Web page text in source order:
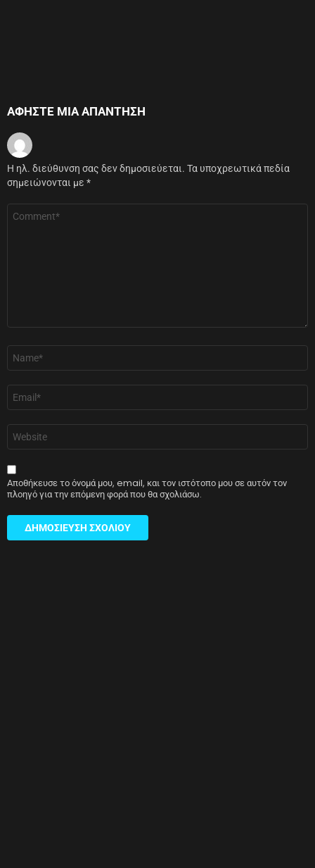
ΑΦΉΣΤΕ ΜΙΑ ΑΠΆΝΤΗΣΗ
Η ηλ. διεύθυνση σας δεν δημοσιεύεται. Τα υποχρεωτικά πεδία
σημειώνονται με *
Σχόλιο
Όνομα
Email
Ιστότοπος
Αποθήκευσε το όνομά μου, email, και τον ιστότοπο μου σε αυτόν τον
πλοηγό για την επόμενη φορά που θα σχολιάσω.